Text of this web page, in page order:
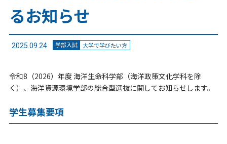
るお知らせ
2025.09.24 学部入試 大学で学びたい方
令和8（2026）年度 海洋生命科学部（海洋政策文化学科を除
く）、海洋資源環境学部の総合型選抜に関してお知らせします。
学生募集要項